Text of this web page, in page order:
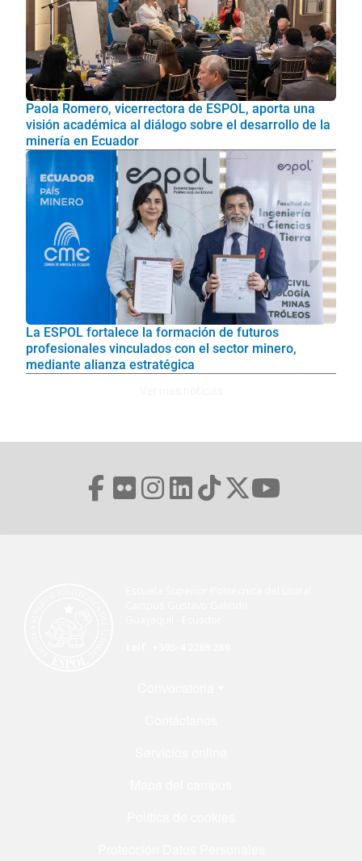
Paola Romero, vicerrectora de ESPOL, aporta una
visión académica al diálogo sobre el desarrollo de la
minería en Ecuador
La ESPOL fortalece la formación de futuros
profesionales vinculados con el sector minero,
mediante alianza estratégica